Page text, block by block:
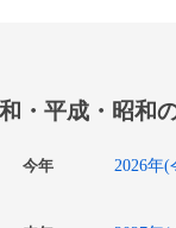
・平成・昭和
今年 2026年(